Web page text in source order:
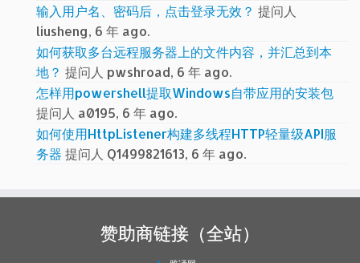
输入用户名、密码后，点击登录无效？ 提问人
liusheng, 6 年 ago.
如何获取多台远程服务器上的文件内容，并汇总到本
地？ 提问人 pwshroad, 6 年 ago.
怎样用powershell提取Windows自带应用的安装包
提问人 a0195, 6 年 ago.
如何使用HttpListener构建多线程HTTP轻量级API服
务器 提问人 Q1499821613, 6 年 ago.
赞助商链接（全站）